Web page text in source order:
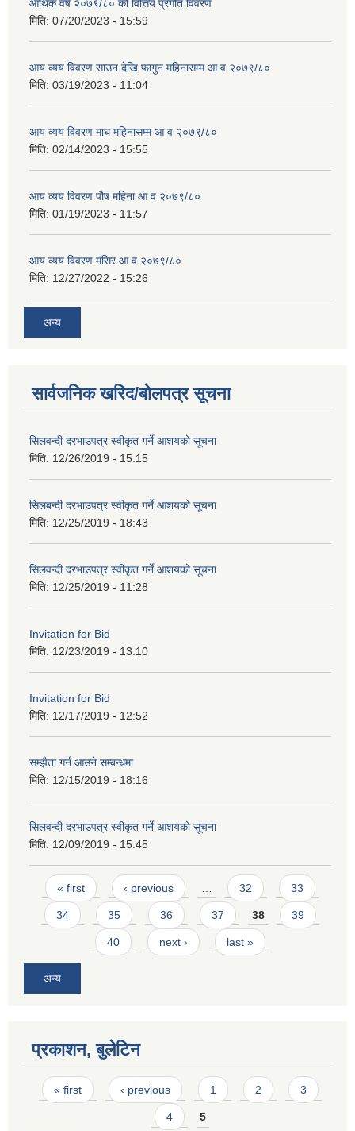
आर्थिक वर्ष २०७९/८० को वित्तिय प्रगति विवरण
मिति: 07/20/2023 - 15:59
आय व्यय विवरण साउन देखि फागुन महिनासम्म आ व २०७९/८०
मिति: 03/19/2023 - 11:04
आय व्यय विवरण माघ महिनासम्म आ व २०७९/८०
मिति: 02/14/2023 - 15:55
आय व्यय विवरण पौष महिना आ व २०७९/८०
मिति: 01/19/2023 - 11:57
आय व्यय विवरण मंसिर आ व २०७९/८०
मिति: 12/27/2022 - 15:26
अन्य
सार्वजनिक खरिद/बोलपत्र सूचना
सिलवन्दी दरभाउपत्र स्वीकृत गर्ने आशयको सूचना
मिति: 12/26/2019 - 15:15
सिलबन्दी दरभाउपत्र स्वीकृत गर्ने आशयको सूचना
मिति: 12/25/2019 - 18:43
सिलवन्दी दरभाउपत्र स्वीकृत गर्ने आशयको सूचना
मिति: 12/25/2019 - 11:28
Invitation for Bid
मिति: 12/23/2019 - 13:10
Invitation for Bid
मिति: 12/17/2019 - 12:52
सम्झैता गर्न आउने सम्बन्धमा
मिति: 12/15/2019 - 18:16
सिलवन्दी दरभाउपत्र स्वीकृत गर्ने आशयको सूचना
मिति: 12/09/2019 - 15:45
Pages
« first ‹ previous 32 33
34 35 36 37 38 39
40 next › last »
अन्य
प्रकाशन, बुलेटिन
Pages
« first ‹ previous 1 2 3
4 5